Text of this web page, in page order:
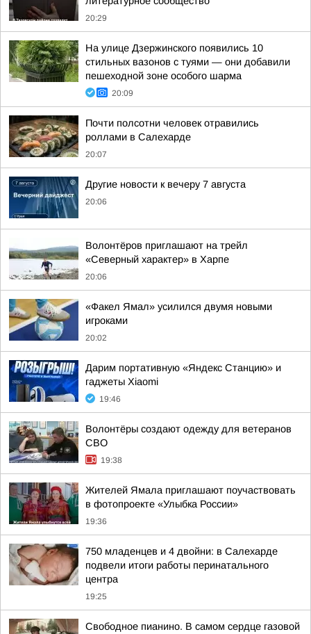
20:29
На улице Дзержинского появились 10
стильных вазонов с туями — они добавили
пешеходной зоне особого шарма
20:09
Почти полсотни человек отравились
роллами в Салехарде
20:07
Другие новости к вечеру 7 августа
20:06
Волонтёров приглашают на трейл
«Северный характер» в Харпе
20:06
«Факел Ямал» усилился двумя новыми
игроками
20:02
Дарим портативную «Яндекс Станцию» и
гаджеты Xiaomi
19:46
Волонтёры создают одежду для ветеранов
СВО
19:38
Жителей Ямала приглашают поучаствовать
в фотопроекте «Улыбка России»
19:36
750 младенцев и 4 двойни: в Салехарде
подвели итоги работы перинатального
центра
19:25
Свободное пианино. В самом сердце газовой